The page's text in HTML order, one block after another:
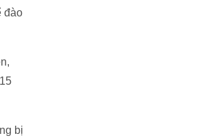
đào
bị